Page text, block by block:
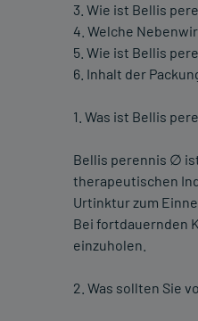
3. Wie ist Bellis
4. Welche
5. Wie ist Bellis
6. Inhalt der
1. Was ist Bellis
Bellis perennis ∅
therapeutischen
Urtinktur zum
Bei fortdauernden
einzuholen.
2. Was sollten Sie